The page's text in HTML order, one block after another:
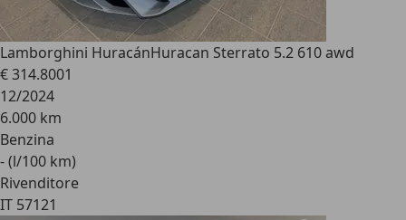
Lamborghini HuracánHuracan Sterrato 5.2 610 awd
€ 314.8001
12/2024
6.000 km
Benzina
- (l/100 km)
Rivenditore
IT 57121